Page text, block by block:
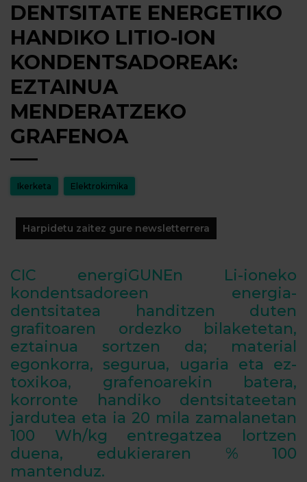
DENTSITATE ENERGETIKO
HANDIKO LITIO-ION
KONDENTSADOREAK:
EZTAINUA
MENDERATZEKO
GRAFENOA
Ikerketa Elektrokimika
Harpidetu zaitez gure newsletterrera
CIC energiGUNEn Li-ioneko
kondentsadoreen energia-
dentsitatea handitzen duten
grafitoaren ordezko bilaketetan,
eztainua sortzen da; material
egonkorra, segurua, ugaria eta ez-
toxikoa, grafenoarekin batera,
korronte handiko dentsitateetan
jardutea eta ia 20 mila zamalanetan
100 Wh/kg entregatzea lortzen
duena, edukieraren % 100
mantenduz.